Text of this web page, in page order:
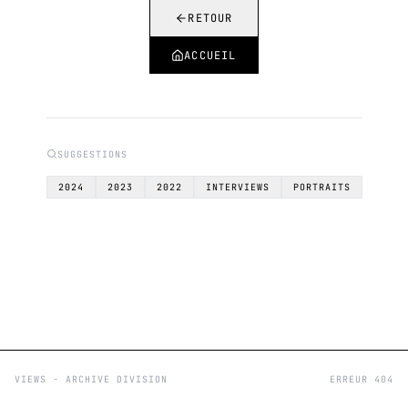
RETOUR
ACCUEIL
SUGGESTIONS
2024 2023 2022 INTERVIEWS PORTRAITS
VIEWS - ARCHIVE DIVISION ERREUR 404